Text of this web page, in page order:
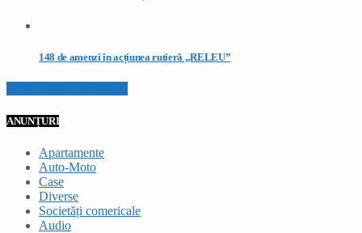
148 de amenzi în acțiunea rutieră „RELEU”
ANUNȚURI
Apartamente
Auto-Moto
Case
Diverse
Societăți comericale
Audio